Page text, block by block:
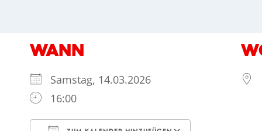
WANN
Samstag, 14.03.2026
16:00